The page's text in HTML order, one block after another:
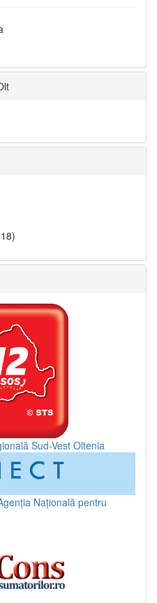
Sud-Vest Oltenia
Națională pentru